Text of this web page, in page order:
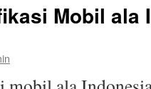
Mobil ala